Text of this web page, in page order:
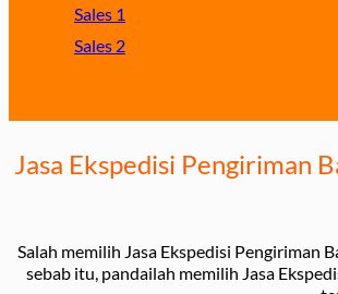
Sales 1
Sales 2
Jasa Ekspedisi Pengiriman
Salah memilih Jasa Ekspedisi Pengiriman
sebab itu, pandailah memilih Jasa